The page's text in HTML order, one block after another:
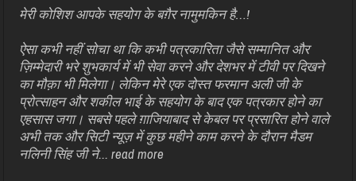
मेरी कोशिश आपके सहयोग के बग़ैर नामुमकिन है…!
ऐसा कभी नहीं सोचा था कि कभी पत्रकारिता जैसे सम्मानित और
ज़िम्मेदारी भरे शुभकार्य में भी सेवा करने और देशभर में टीवी पर दिखने
का मौक़ा भी मिलेगा। लेकिन मेरे एक दोस्त फरमान अली जी के
प्रोत्साहन और शकील भाई के सहयोग के बाद एक पत्रकार होने का
एहसास जगा। सबसे पहले ग़ाजियाबाद से केबल पर प्रसारित होने वाले
अभी तक और सिटी न्यूज़ में कुछ महीने काम करने के दौरान मैडम
नलिनी सिंह जी ने...read more